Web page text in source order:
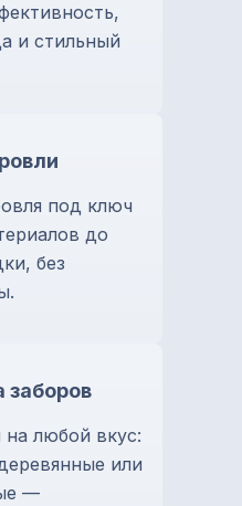
и стильный
под ключ
до
без
заборов
любой вкус:
или
—